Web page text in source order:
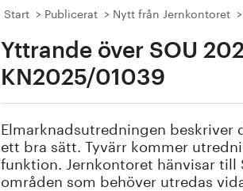
Start Publicerat Nytt från Jernkontoret
Yttrande över SOU
KN2025/01039
Elmarknadsutredningen
ett bra sätt. Tyvärr kommer
funktion. Jernkontoret hänvisar till
områden som behöver utredas